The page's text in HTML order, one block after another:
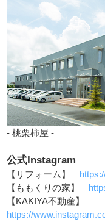
- 桃栗柿屋 -
公式Instagram
【リフォーム】
【ももくりの家】
【KAKIYA不動産】
https://